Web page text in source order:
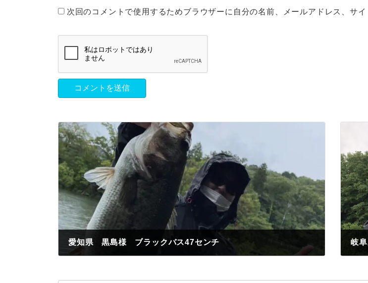
次回のコメントで使用するためブラウザーに自分の名前、メールアドレス、サイ
愛知県 黒島様 ブラックバス47センチ